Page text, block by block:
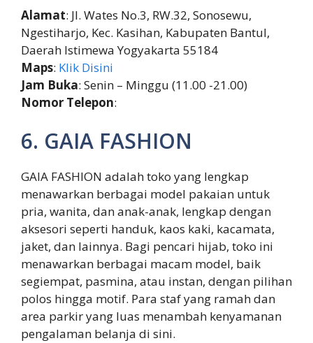
Alamat: Jl. Wates No.3, RW.32, Sonosewu,
Ngestiharjo, Kec. Kasihan, Kabupaten Bantul,
Daerah Istimewa Yogyakarta 55184
Maps: Klik Disini
Jam Buka: Senin – Minggu (11.00 -21.00)
Nomor Telepon:
6. GAIA FASHION
GAIA FASHION adalah toko yang lengkap
menawarkan berbagai model pakaian untuk
pria, wanita, dan anak-anak, lengkap dengan
aksesori seperti handuk, kaos kaki, kacamata,
jaket, dan lainnya. Bagi pencari hijab, toko ini
menawarkan berbagai macam model, baik
segiempat, pasmina, atau instan, dengan pilihan
polos hingga motif. Para staf yang ramah dan
area parkir yang luas menambah kenyamanan
pengalaman belanja di sini.